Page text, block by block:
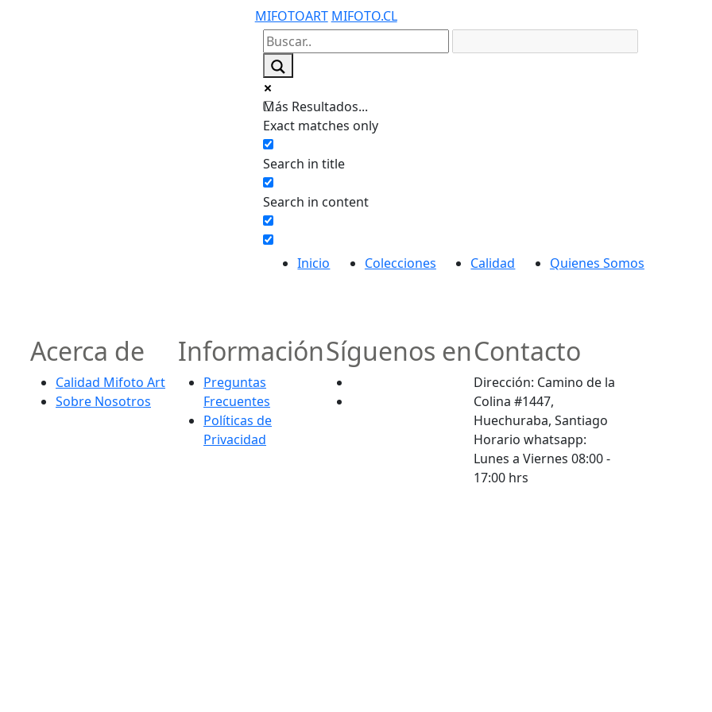
MIFOTOART MIFOTO.CL
Más Resultados...
Exact matches only
Search in title
Search in content
Inicio Colecciones Calidad Quienes Somos
Acerca de
Calidad Mifoto Art
Sobre Nosotros
Información
Preguntas
Frecuentes
Políticas de
Privacidad
Síguenos enContacto
Dirección: Camino de la
Colina #1447,
Huechuraba, Santiago
Horario whatsapp:
Lunes a Viernes 08:00 -
17:00 hrs